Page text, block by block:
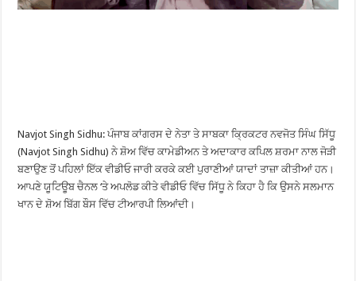
Navjot Singh Sidhu: ਪੰਜਾਬ ਕਾਂਗਰਸ ਦੇ ਨੇਤਾ ਤੇ ਸਾਬਕਾ ਕ੍ਰਿਕਟਰ ਨਵਜੋਤ ਸਿੰਘ ਸਿੱਧੂ
(Navjot Singh Sidhu) ਨੇ ਸ਼ੋਅ ਵਿੱਚ ਕਾਮੇਡੀਅਨ ਤੇ ਅਦਾਕਾਰ ਕਪਿਲ ਸ਼ਰਮਾ ਨਾਲ ਜੋੜੀ
ਬਣਾਉਣ ਤੋਂ ਪਹਿਲਾਂ ਇੱਕ ਵੀਡੀਓ ਜਾਰੀ ਕਰਕੇ ਕਈ ਪੁਰਾਣੀਆਂ ਯਾਦਾਂ ਤਾਜ਼ਾ ਕੀਤੀਆਂ ਹਨ।
ਆਪਣੇ ਯੂਟਿਊਬ ਚੈਨਲ ‘ਤੇ ਅਪਲੋਡ ਕੀਤੇ ਵੀਡੀਓ ਵਿੱਚ ਸਿੱਧੂ ਨੇ ਕਿਹਾ ਹੈ ਕਿ ਉਸਨੇ ਸਲਮਾਨ
ਖਾਨ ਦੇ ਸ਼ੋਅ ਬਿੱਗ ਬੌਸ ਵਿੱਚ ਟੀਆਰਪੀ ਲਿਆਂਦੀ।